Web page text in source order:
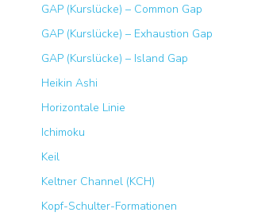
GAP (Kurslücke) – Common Gap
GAP (Kurslücke) – Exhaustion Gap
GAP (Kurslücke) – Island Gap
Heikin Ashi
Horizontale Linie
Ichimoku
Keil
Keltner Channel (KCH)
Kopf-Schulter-Formationen